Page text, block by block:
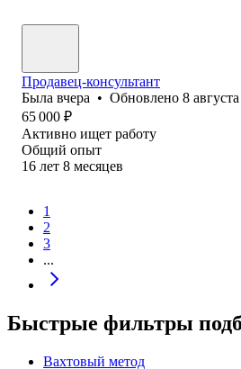
Продавец-консультант
Была вчера • Обновлено 8 августа
65 000 ₽
Активно ищет работу
Общий опыт
16 лет 8 месяцев
1
2
3
...
Быстрые фильтры
Вахтовый метод